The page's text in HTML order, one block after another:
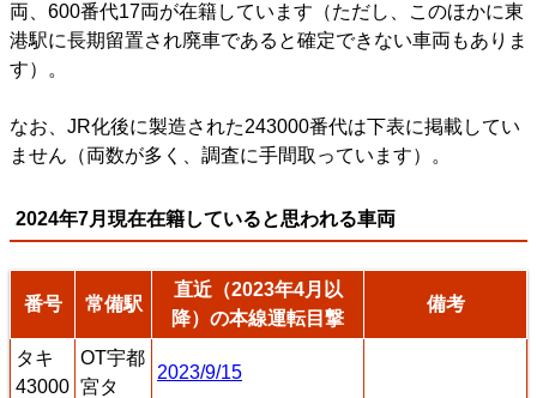
両、600番代17両が在籍しています（ただし、このほかに東
港駅に長期留置され廃車であると確定できない車両もありま
す）。
なお、JR化後に製造された243000番代は下表に掲載してい
ません（両数が多く、調査に手間取っています）。
2024年7月現在在籍していると思われる車両
番号 常備駅
直近（2023年4月以
降）の本線運転目撃
備考
タキ
43000
OT宇都
宮タ
2023/9/15